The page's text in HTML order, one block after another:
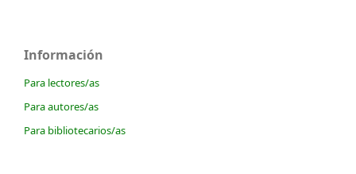
Información
Para lectores/as
Para autores/as
Para bibliotecarios/as